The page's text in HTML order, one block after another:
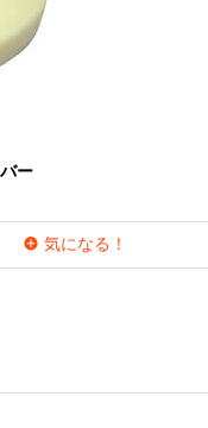
ー
気になる！